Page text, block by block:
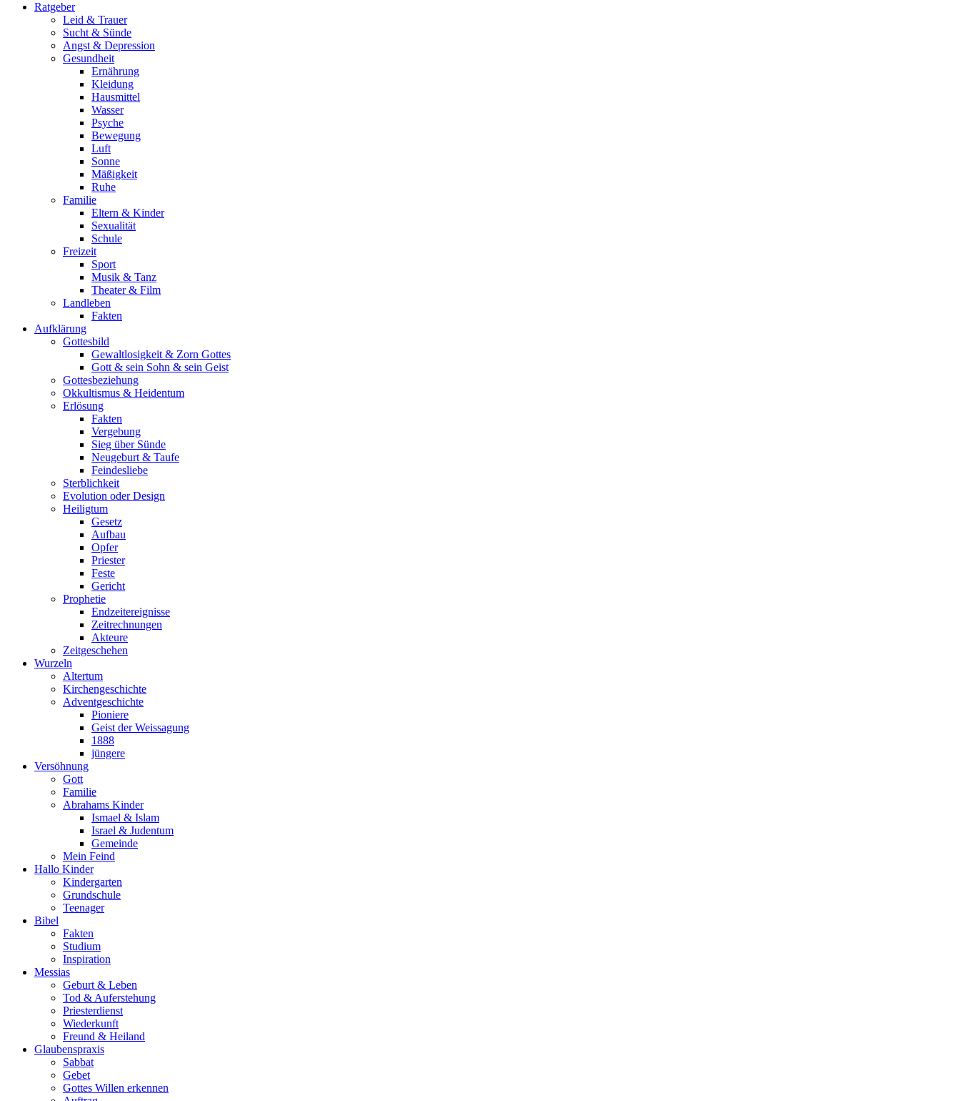
Ratgeber
Leid & Trauer
Sucht & Sünde
Angst & Depression
Gesundheit
Ernährung
Kleidung
Hausmittel
Wasser
Psyche
Bewegung
Luft
Sonne
Mäßigkeit
Ruhe
Familie
Eltern & Kinder
Sexualität
Schule
Freizeit
Sport
Musik & Tanz
Theater & Film
Landleben
Fakten
Aufklärung
Gottesbild
Gewaltlosigkeit & Zorn Gottes
Gott & sein Sohn & sein Geist
Gottesbeziehung
Okkultismus & Heidentum
Erlösung
Fakten
Vergebung
Sieg über Sünde
Neugeburt & Taufe
Feindesliebe
Sterblichkeit
Evolution oder Design
Heiligtum
Gesetz
Aufbau
Opfer
Priester
Feste
Gericht
Prophetie
Endzeitereignisse
Zeitrechnungen
Akteure
Zeitgeschehen
Wurzeln
Altertum
Kirchengeschichte
Adventgeschichte
Pioniere
Geist der Weissagung
1888
jüngere
Versöhnung
Gott
Familie
Abrahams Kinder
Ismael & Islam
Israel & Judentum
Gemeinde
Mein Feind
Hallo Kinder
Kindergarten
Grundschule
Teenager
Bibel
Fakten
Studium
Inspiration
Messias
Geburt & Leben
Tod & Auferstehung
Priesterdienst
Wiederkunft
Freund & Heiland
Glaubenspraxis
Sabbat
Gebet
Gottes Willen erkennen